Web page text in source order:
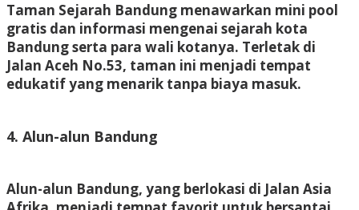
Taman Sejarah Bandung menawarkan mini pool
gratis dan informasi mengenai sejarah kota
Bandung serta para wali kotanya. Terletak di
Jalan Aceh No.53, taman ini menjadi tempat
edukatif yang menarik tanpa biaya masuk.
4. Alun-alun Bandung
Alun-alun Bandung, yang berlokasi di Jalan Asia